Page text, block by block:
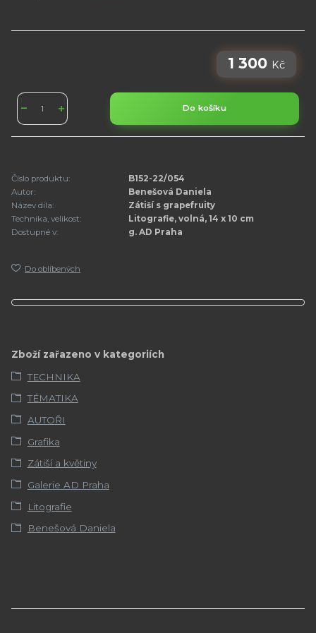
1 300 Kč
Do košíku
Číslo produktu:
B152-22/054
Autor:
Benešová Daniela
Název díla:
Zátiší s grapefruity
Technika, velikost:
Litografie, volná, 14 x 10 cm
Dostupné v:
g. AD Praha
Do oblíbených
Zboží zařazeno v kategoriích
TECHNIKA
TÉMATIKA
AUTOŘI
Grafika
Zátiší a květiny
Galerie AD Praha
Litografie
Benešová Daniela